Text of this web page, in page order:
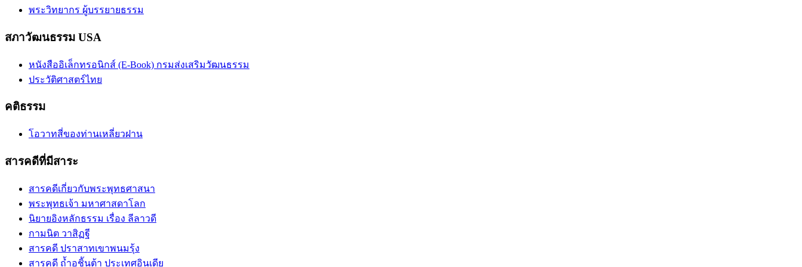
พระวิทยากร ผู้บรรยายธรรม
สภาวัฒนธรรม USA
หนังสืออิเล็กทรอนิกส์ (E-Book) กรมส่งเสริมวัฒนธรรม
ประวัติศาสตร์ไทย
คติธรรม
โอวาทสี่ของท่านเหลี่ยวฝาน
สารคดีที่มีสาระ
สารคดีเกี่ยวกับพระพุทธศาสนา
พระพุทธเจ้า มหาศาสดาโลก
นิยายอิงหลักธรรม เรื่อง ลีลาวดี
กามนิต วาสิฏฐี
สารคดี ปราสาทเขาพนมรุ้ง
สารคดี ถ้ำอชิันต้า ประเทศอินเดีย